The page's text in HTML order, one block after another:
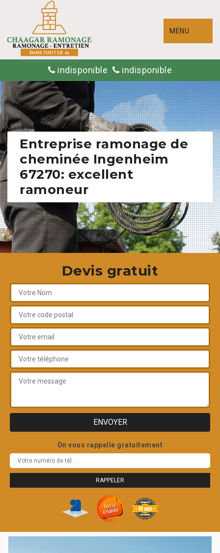
MENU
indisponible indisponible
Entreprise ramonage de
cheminée Ingenheim
67270: excellent
ramoneur
Devis gratuit
On vous rappelle gratuitement